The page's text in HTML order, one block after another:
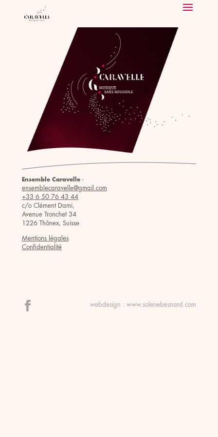
Ensemble Caravelle-
ensemblecaravelle@gmail.com
+33 6 50 76 43 44
c/o Clément Dami,
Avenue Tronchet 34
1226 Thônex, Suisse
Mentions légales
Confidentialité
webdesign :www.solenebesnard.com